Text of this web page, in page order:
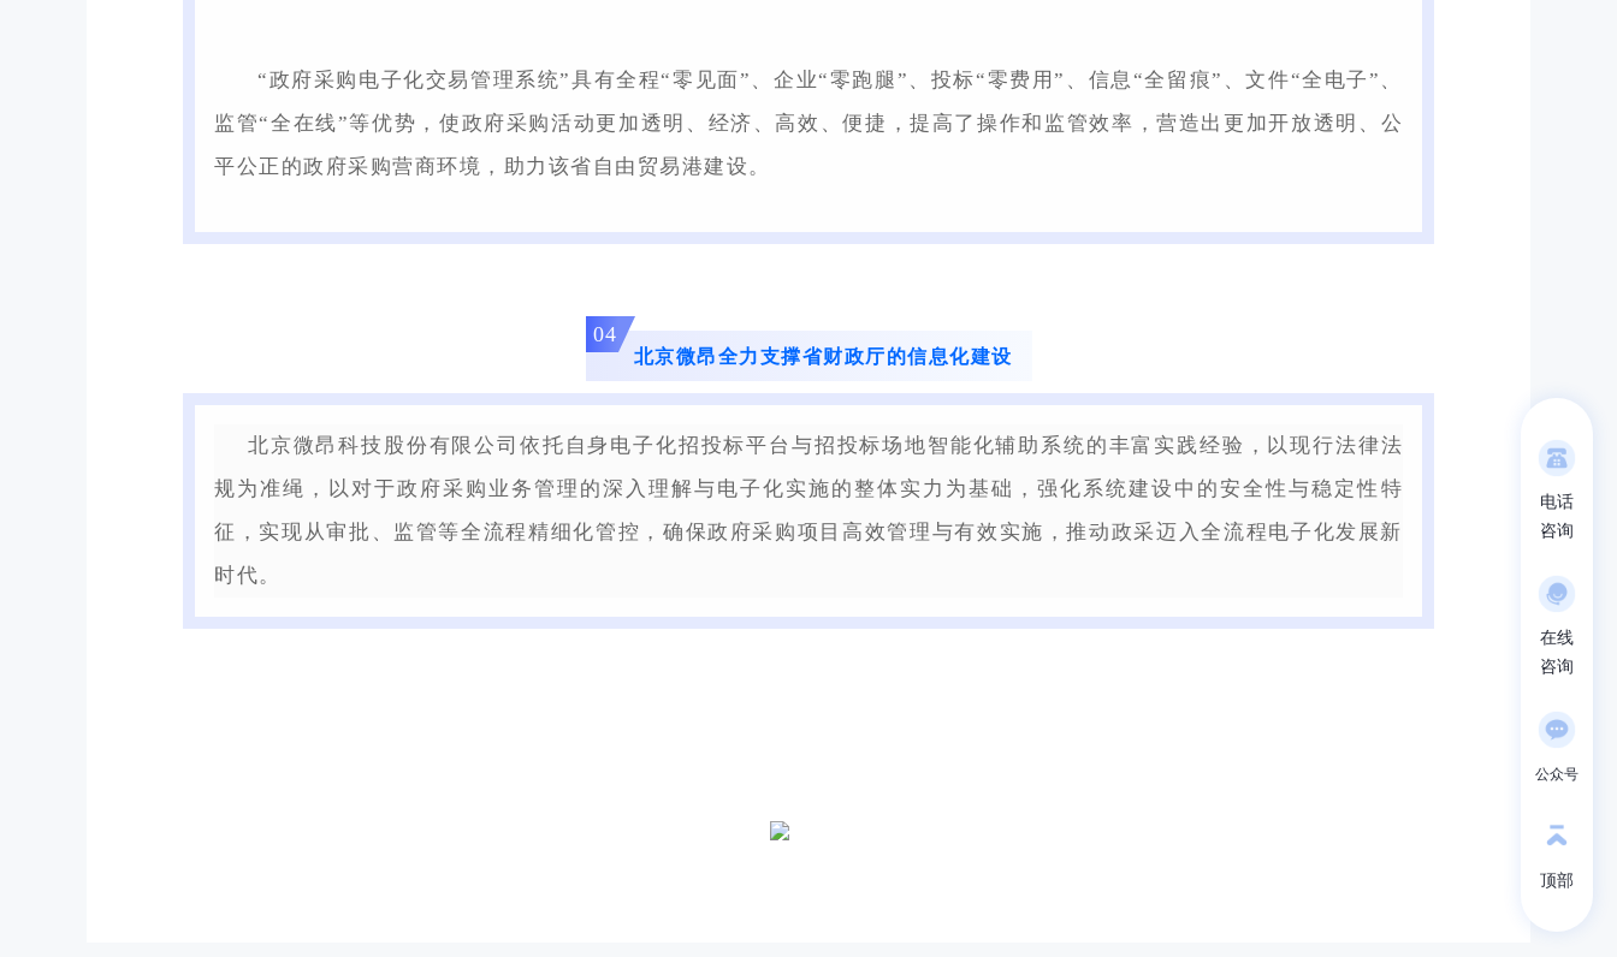
“政府采购电子化交易管理系统”具有全程“零见面”、企业“零跑腿”、投标“零费用”、信息“全留痕”、文件“全电子”、
监管“全在线”等优势，使政府采购活动更加透明、经济、高效、便捷，提高了操作和监管效率，营造出更加开放透明、公
平公正的政府采购营商环境，助力该省自由贸易港建设。
04
北京微昂全力支撑省财政厅的信息化建设
北京微昂科技股份有限公司依托自身电子化招投标平台与招投标场地智能化辅助系统的丰富实践经验，以现行法律法
规为准绳，以对于政府采购业务管理的深入理解与电子化实施的整体实力为基础，强化系统建设中的安全性与稳定性特
征，实现从审批、监管等全流程精细化管控，确保政府采购项目高效管理与有效实施，推动政采迈入全流程电子化发展新
时代。
电话
咨询
在线
咨询
公众号
顶部